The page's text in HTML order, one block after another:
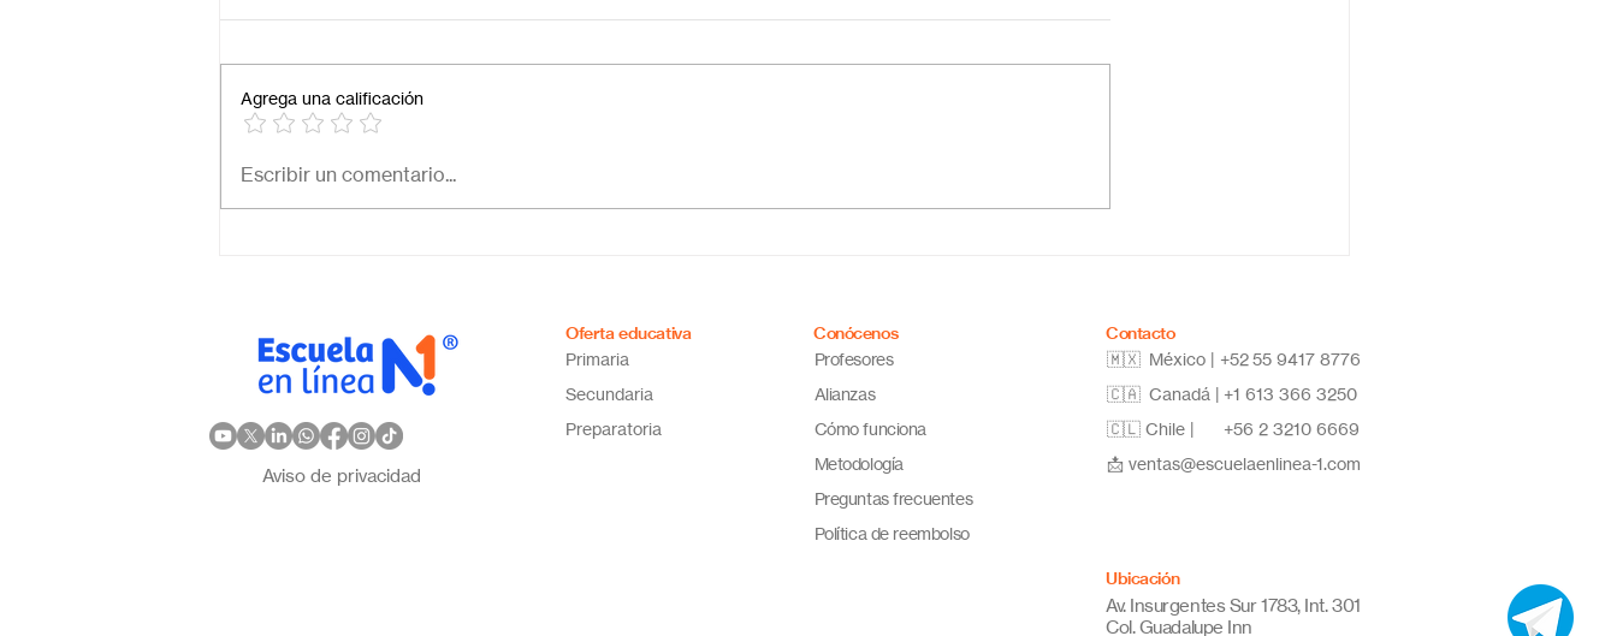
¿Cuál es el mejor colegio
Agrega una calificación
Escribir un comentario...
Aviso de privacidad
Oferta educativa
Primaria
Secundaria
Preparatoria
Conócenos
Profesores
Alianzas
Cómo funciona
Metodología
Preguntas frecuentes
Política de reembolso
Contacto
🇲🇽 México | +5255 9417 8776
🇨🇦 Canadá | +1 613 366 3250
🇨🇱 Chile | +56 2 3210 6669
📩 ventas@escuelaenlinea-1.com
Ubicación
Av. Insurgentes Sur 1783, Int. 301
Col. Guadalupe Inn